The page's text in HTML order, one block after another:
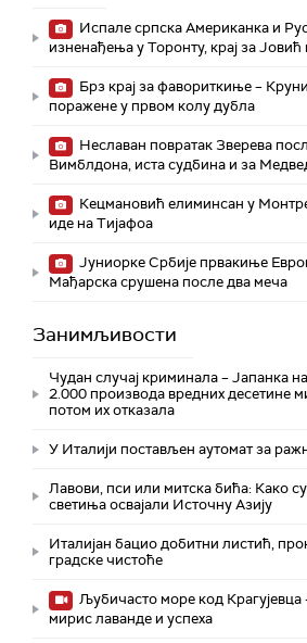
Испале српска Американка и
изненађења у Торонту, крај за Јовић
Брз крај за фавориткиње –
поражене у првом колу дубла
Неславан повратак Зверева
Вимблдона, иста судбина и за
Кецмановић елиминсан у
иде на Тијафоа
Јуниорке Србије првакиње
Мађарска срушена после два меча
Занимљивости
Чудан случај криминала – Јапанка
2.000 производа вредних десетине
потом их отказала
У Италији постављен аутомат за
Лавови, пси или митска бића: Како
светиња освајали Источну Азију
Италијан бацио добитни листић,
градске чистоће
Љубичасто море код
мирис лаванде и успеха